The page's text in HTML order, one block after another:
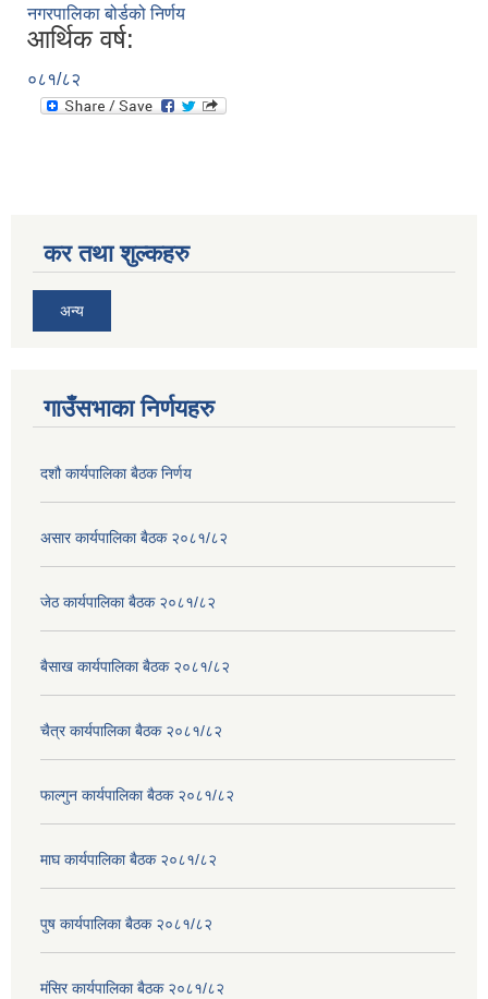
नगरपालिका बोर्डको निर्णय
आर्थिक वर्ष:
०८१/८२
कर तथा शुल्कहरु
अन्य
गाउँसभाका निर्णयहरु
दशौ कार्यपालिका बैठक निर्णय
असार कार्यपालिका बैठक २०८१/८२
जेठ कार्यपालिका बैठक २०८१/८२
बैसाख कार्यपालिका बैठक २०८१/८२
चैत्र कार्यपालिका बैठक २०८१/८२
फाल्गुन कार्यपालिका बैठक २०८१/८२
माघ कार्यपालिका बैठक २०८१/८२
पुष कार्यपालिका बैठक २०८१/८२
मंसिर कार्यपालिका बैठक २०८१/८२